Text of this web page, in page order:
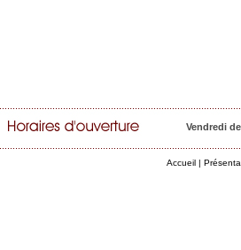
Vendredi
Accueil |